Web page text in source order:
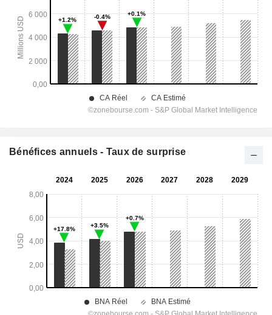
Bénéfices annuels - Taux de surprise